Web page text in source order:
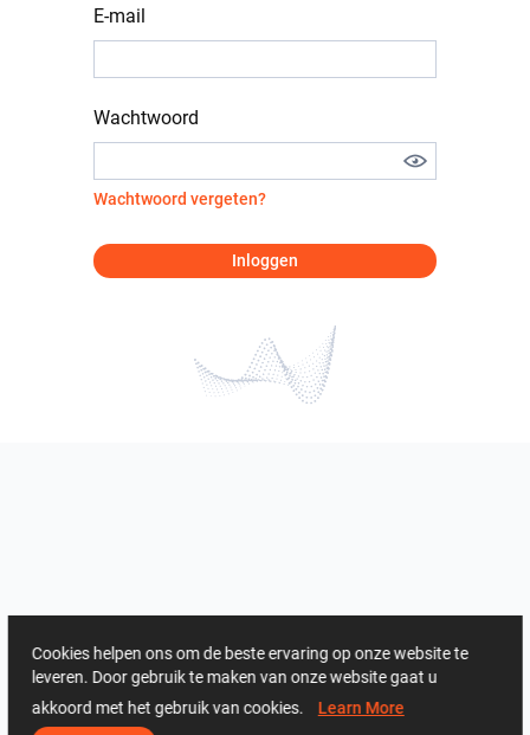
E-mail
Wachtwoord
Wachtwoord vergeten?
Inloggen
Cookies helpen ons om de beste ervaring op onze website te
leveren. Door gebruik te maken van onze website gaat u
akkoord met het gebruik van cookies. Learn More